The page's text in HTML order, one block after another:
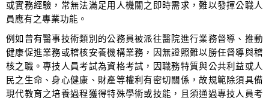
或實務經驗，常無法滿足用人機關之即時需求，難以發揮公職人
員應有之專業功能。
例如曾有醫事技術類別的公務員被派往醫院進行業務督導、推動
健康促進業務或稽核安養機構業務，因無證照難以勝任督導與稽
核之職。專技人員考試為資格考試，因職務特質與公共利益或人
民之生命、身心健康、財產等權利有密切關係，故規範除須具備
現代教育之培養過程獲得特殊學術或技能，且須通過專技人員考